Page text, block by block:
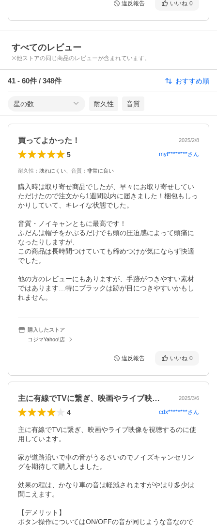
違反報告 いいね 0
すべてのレビュー
※他ストアの同じ商品のレビューが含まれています。
41 - 60件 / 348件 おすすめ順
星の数 耐久性 音質
買ってよかった！ 2025/2/8
5 myt********さん
耐久性 ： 壊れにくい 音質 ： 非常に良い
購入時は取り寄せ商品でしたが、早々にお取り寄せしてい
ただけたので注文から1週間以内に届きました！梱包もしっ
かりしていて、キレイな状態でした。
音質・ノイキャンともに最高です！
ふだんは帽子をかぶるだけでも頭の圧迫感によって頭痛に
なったりしますが、
この商品は長時間つけていても締めつけが気にならず快適
でした。
他の方のレビューにもありますが、手跡がつきやすい素材
ではあります…特にブラックは跡が目につきやすいかもし
れません。
購入したストア
コジマYahoo!店
違反報告 いいね 0
主に有線でTVに繋ぎ、映画やライブ映像… 2025/3/6
4 cdx********さん
主に有線でTVに繋ぎ、映画やライブ映像を視聴するのに使
用しています。
家が道路沿いで車の音がうるさいのでノイズキャンセリン
グを期待して購入しました。
効果の程は、かなり車の音は軽減されますがやはり多少は
聞こえます。
【デメリット】
ボタン操作についてはON/OFFの音が同じような音なので